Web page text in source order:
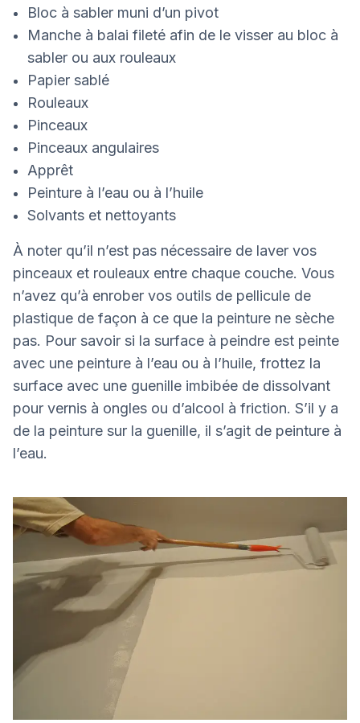
Bloc à sabler muni d’un pivot
Manche à balai fileté afin de le visser au bloc à
sabler ou aux rouleaux
Papier sablé
Rouleaux
Pinceaux
Pinceaux angulaires
Apprêt
Peinture à l’eau ou à l’huile
Solvants et nettoyants
À noter qu’il n’est pas nécessaire de laver vos
pinceaux et rouleaux entre chaque couche. Vous
n’avez qu’à enrober vos outils de pellicule de
plastique de façon à ce que la peinture ne sèche
pas. Pour savoir si la surface à peindre est peinte
avec une peinture à l’eau ou à l’huile, frottez la
surface avec une guenille imbibée de dissolvant
pour vernis à ongles ou d’alcool à friction. S’il y a
de la peinture sur la guenille, il s’agit de peinture à
l’eau.